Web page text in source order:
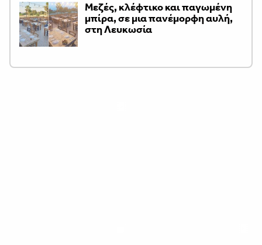
Μεζές, κλέφτικο και παγωμένη
μπίρα, σε μια πανέμορφη αυλή,
στη Λευκωσία